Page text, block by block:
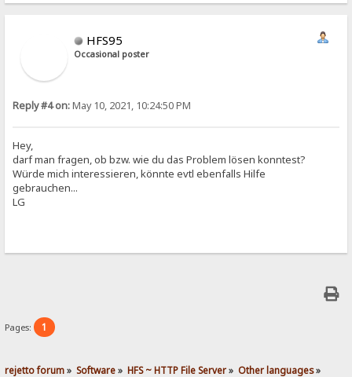
HFS95
Occasional poster
Reply #4 on:May 10, 2021, 10:24:50 PM
Hey,
darf man fragen, ob bzw. wie du das Problem lösen konntest?
Würde mich interessieren, könnte evtl ebenfalls Hilfe
gebrauchen...
LG
Pages: 1
rejetto forum» Software» HFS ~ HTTP File Server» Other languages»